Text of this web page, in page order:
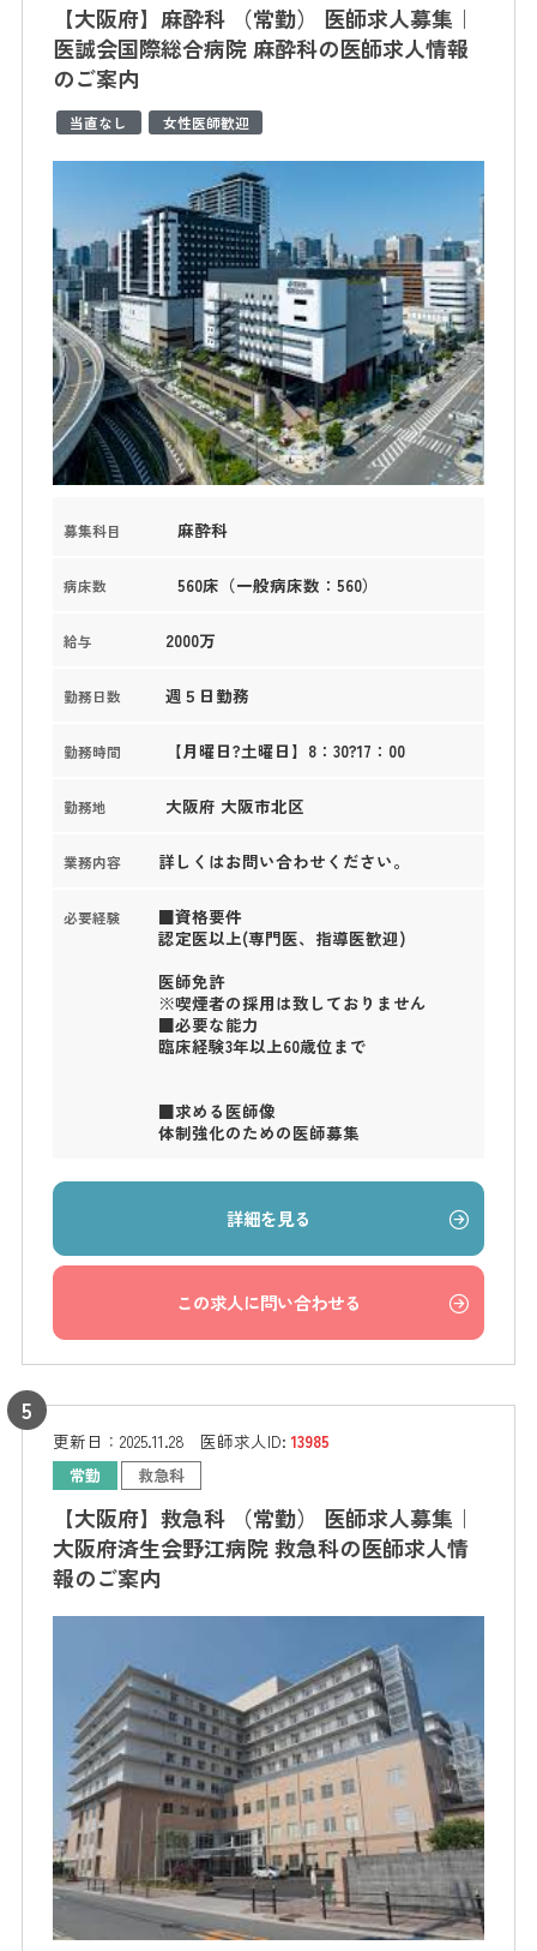
【大阪府】麻酔科 （常勤） 医師求人募集｜
医誠会国際総合病院 麻酔科の医師求人情報
のご案内
当直なし 女性医師歓迎
募集科目 麻酔科
病床数 560床（一般病床数：560）
給与 2000万
勤務日数 週５日勤務
勤務時間 【月曜日?土曜日】8：30?17：00
勤務地 大阪府 大阪市北区
業務内容 詳しくはお問い合わせください。
必要経験
■資格要件
認定医以上(専門医、指導医歓迎)
医師免許
※喫煙者の採用は致しておりません
■必要な能力
臨床経験3年以上60歳位まで
■求める医師像
体制強化のための医師募集
詳細を見る
この求人に問い合わせる
更新日： 2025.11.28 医師求人ID:13985
常勤 救急科
【大阪府】救急科 （常勤） 医師求人募集｜
大阪府済生会野江病院 救急科の医師求人情
報のご案内